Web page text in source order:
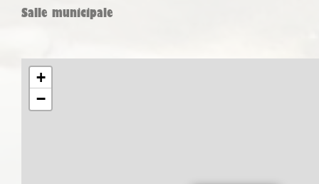
Salle municipale
+
−